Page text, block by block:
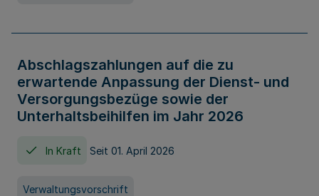
Abschlagszahlungen auf die zu
erwartende Anpassung der Dienst- und
Versorgungsbezüge sowie der
Unterhaltsbeihilfen im Jahr 2026
In Kraft Seit 01. April 2026
Verwaltungsvorschrift